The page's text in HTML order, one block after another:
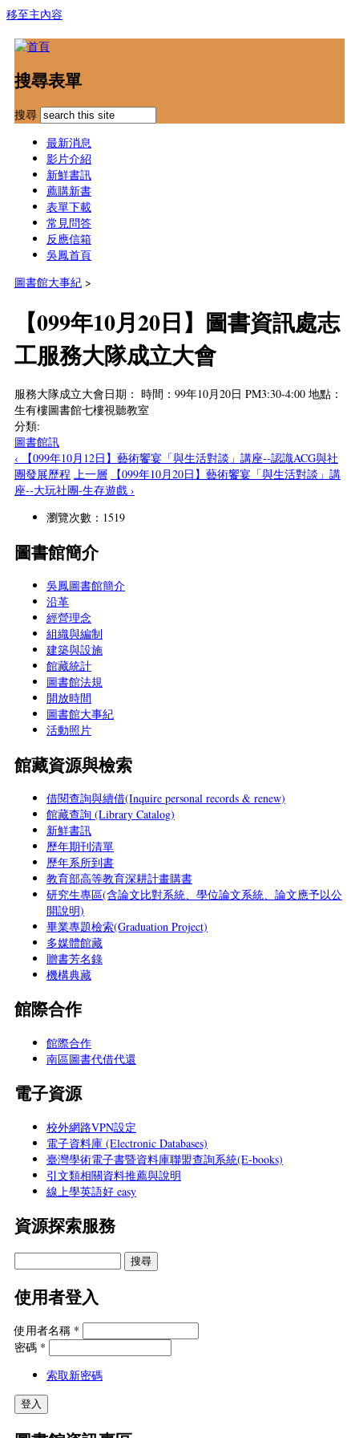
移至主內容
搜尋表單
搜尋
最新消息
影片介紹
新鮮書訊
薦購新書
表單下載
常見問答
反應信箱
吳鳳首頁
圖書館大事紀 >
【099年10月20日】圖書資訊處志
工服務大隊成立大會
服務大隊成立大會日期： 時間：99年10月20日 PM3:30-4:00 地點：
生有樓圖書館七樓視聽教室
分類:
圖書館訊
‹ 【099年10月12日】藝術饗宴「與生活對談」講座--認識ACG與社
團發展歷程 上一層
【099年10月20日】藝術饗宴「與生活對談」講
座--大玩社團-生存遊戲 ›
瀏覽次數：1519
圖書館簡介
吳鳳圖書館簡介
沿革
經營理念
組織與編制
建築與設施
館藏統計
圖書館法規
開放時間
圖書館大事紀
活動照片
館藏資源與檢索
借閱查詢與續借(Inquire personal records & renew)
館藏查詢 (Library Catalog)
新鮮書訊
歷年期刊清單
歷年系所到書
教育部高等教育深耕計畫購書
研究生專區(含論文比對系統、學位論文系統、論文應予以公
開說明)
畢業專題檢索(Graduation Project)
多媒體館藏
贈書芳名錄
機構典藏
館際合作
館際合作
南區圖書代借代還
電子資源
校外網路VPN設定
電子資料庫 (Electronic Databases)
臺灣學術電子書暨資料庫聯盟查詢系統(E-books)
引文類相關資料推薦與說明
線上學英語好 easy
資源探索服務
使用者登入
使用者名稱 *
密碼 *
索取新密碼